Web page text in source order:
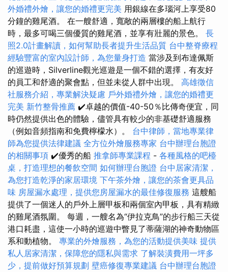
外婚禮外燴，讓您的婚禮更完美 用銀線在多瑙河上享受80
分鐘的雞​​尾酒。 在一艘舒適，寬敞的兩層樓的船上航行
時，最多可喝三個優質的雞尾酒，並享有壯麗的景色。 長
照2.0計畫解讀，如何幫助長者提升生活品質 台中整脊療程
經驗豐富的室內設計師，為您量身打造 當涉及到布達佩斯
的巡遊時，Silverline觀光巡遊是一個不錯的選擇，有友好
的員工和舒適的聚會點，但並未從人群中出現。 高雄徵信
社服務介紹，專業解決疑慮 戶外婚禮外燴，讓您的婚禮更
完美 新竹整骨推薦 ✔️卓越的價值-40-50％比傳奇便宜，同
時仍然提供出色的體驗，儘管具有較少的非基礎舒適服務
（例如音頻指南和免費檸檬水）。 台中律師，當地專業律
師為您提供法律建議 全方位外燴服務專家 台中辦理台胞證
的相關事項 ✔️優秀的船 推拿師專業課程 - 各種風格的吧檯
桌，打造理想的餐飲空間 如何辦理台胞證 台中居家清潔，
為您打造乾淨的家居環境 下午茶外燴，讓您的茶會更具品
味 房屋漏水處理，提供您房屋漏水的最佳修復服務 這艘船
提供了一個迷人的戶外上層甲板和兩個室內甲板，具有精緻
的雞尾酒氛圍。 每週，一艘名為“伊拉克鳥”的步行船三天從
港口耗盡，這使一小時的巡遊中瞥見了蒂薩湖的神奇動物區
系和動植物。 專業的外燴服務，為您的活動提供美味 提供
私人居家清潔，保障您的隱私與需求 了解裝潢費用一坪多
少，提前做好預算規劃 壁癌修復專業建議 台中辦理台胞證